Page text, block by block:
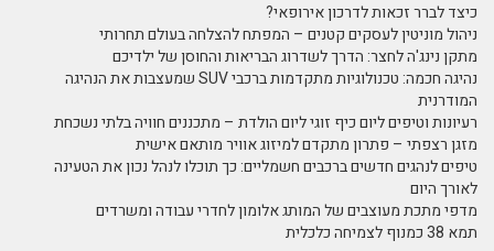
כיצד לברר זכאות לדרכון אירופאי?
ניהול מוניטין לעסקים קטנים – המפתח להצלחה בעולם תחרותי
מתקן נינג'ה לחצר: הדרך לשדרוג הבריאות והחוסן של ילדיכם
נהיגה חכמה: טכנולוגיות מתקדמות ברכבי SUV שמעצבות את הנהיגה
המודרנית
רעיונות וטיפים ליום כיף זוגי ליום הולדת – מתכננים חוויה בלתי נשכחת
מזגן רצפתי – פתרון מתקדם למיזוג אוויר מותאם אישית
טיפים לנהגים חדשים ברכבים חשמליים: כך תוכלו לנהל נכון את הטעינה
לאורך היום
מדפי מתכת מעוצבים של המותג אלומון לחדרי עבודה ומשרדים
תמא 38 כמנוף לצמיחה כלכלית